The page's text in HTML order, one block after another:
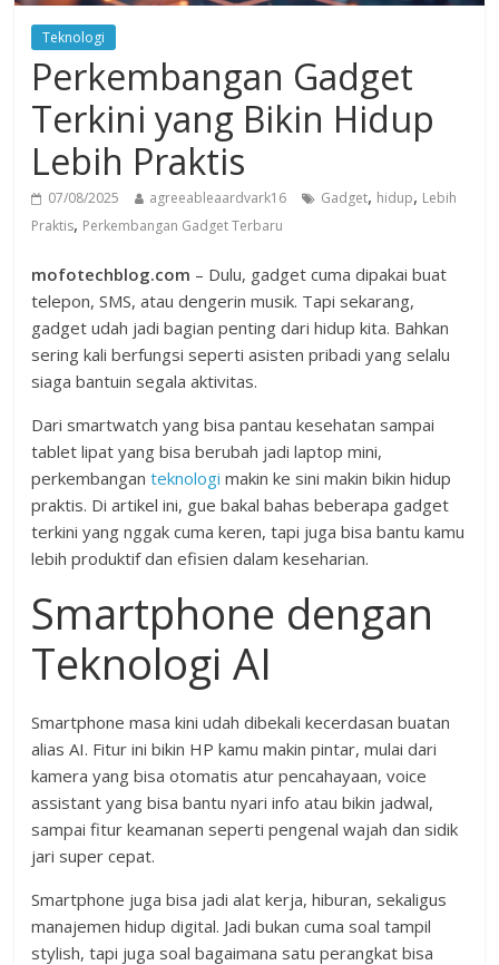
Teknologi
Perkembangan Gadget
Terkini yang Bikin Hidup
Lebih Praktis
07/08/2025 agreeableaardvark16 Gadget, hidup, Lebih
Praktis, Perkembangan Gadget Terbaru
mofotechblog.com – Dulu, gadget cuma dipakai buat
telepon, SMS, atau dengerin musik. Tapi sekarang,
gadget udah jadi bagian penting dari hidup kita. Bahkan
sering kali berfungsi seperti asisten pribadi yang selalu
siaga bantuin segala aktivitas.
Dari smartwatch yang bisa pantau kesehatan sampai
tablet lipat yang bisa berubah jadi laptop mini,
perkembanganteknologi makin ke sini makin bikin hidup
praktis. Di artikel ini, gue bakal bahas beberapa gadget
terkini yang nggak cuma keren, tapi juga bisa bantu kamu
lebih produktif dan efisien dalam keseharian.
Smartphone dengan
Teknologi AI
Smartphone masa kini udah dibekali kecerdasan buatan
alias AI. Fitur ini bikin HP kamu makin pintar, mulai dari
kamera yang bisa otomatis atur pencahayaan, voice
assistant yang bisa bantu nyari info atau bikin jadwal,
sampai fitur keamanan seperti pengenal wajah dan sidik
jari super cepat.
Smartphone juga bisa jadi alat kerja, hiburan, sekaligus
manajemen hidup digital. Jadi bukan cuma soal tampil
stylish, tapi juga soal bagaimana satu perangkat bisa